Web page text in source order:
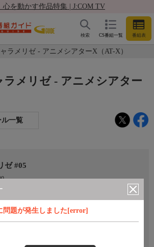
心を動かす作品特集 | J:COM TV
CS番組一覧 番組表
検索
ラメリゼ - アニメシアターX（AT-X）
問題が発生しました[error]
ラメリゼ - アニメシアター
ル一覧
ゼ #05
聴には、オプションチャンネル(有料)のご契約が